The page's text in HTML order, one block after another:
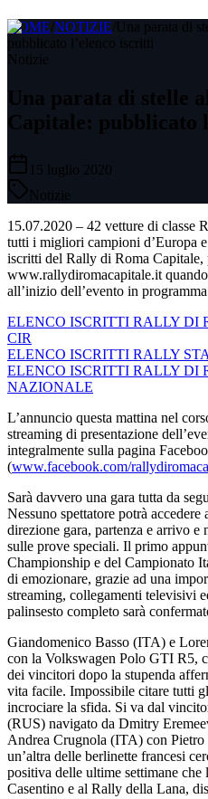
HOME NOTIZIE Una parata di
pubblicato l’elenco iscritti
Notizie
Una parata di stelle
Capitale: pubblicato
15 luglio 2020
Notizie
15.07.2020 – 42 vetture di classe
tutti i migliori campioni d’Europa
iscritti del Rally di Roma
www.rallydiromacapitale.it
all’inizio dell’evento in
ELENCO ISCRITTI RALLY DI
CIR
ELENCO ISCRITTI RALLY
ELENCO ISCRITTI RALLY DI
NAZIONALE
L’annuncio questa mattina nel
streaming di presentazione
integralmente sulla pagina
(www.facebook.com/
Sarà davvero una gara tutta da
Nessuno spettatore potrà accedere
direzione gara, partenza e arrivo e
sulle prove speciali. Il primo
Championship e del Campionato
di emozionare, grazie ad una
streaming, collegamenti televisivi
palinsesto completo sarà
Giandomenico Basso (ITA) e
con la Volkswagen Polo GTI R5,
dei vincitori dopo la stupenda
vita facile. Impossibile citare tutti
incrociare la sfida. Si va dal
(RUS) navigato da Dmitry
Andrea Crugnola (ITA) con
un’altra delle berlinette francesi
positiva delle ultime settimane
Casentino e al Rally della Lana,